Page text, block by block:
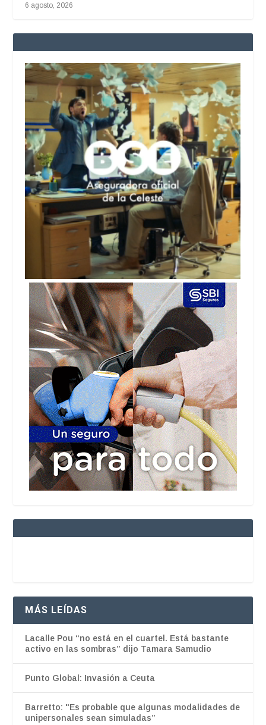
6 agosto, 2026
MÁS LEÍDAS
Lacalle Pou “no está en el cuartel. Está bastante
activo en las sombras” dijo Tamara Samudio
Punto Global: Invasión a Ceuta
Barretto: "Es probable que algunas modalidades de
unipersonales sean simuladas”